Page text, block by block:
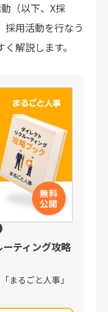
（以下、X採
採用活動を行なう
解説します。
ティング攻略
まるごと人事」